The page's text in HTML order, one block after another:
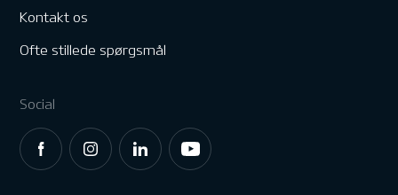
Kontakt os
Ofte stillede spørgsmål
Social